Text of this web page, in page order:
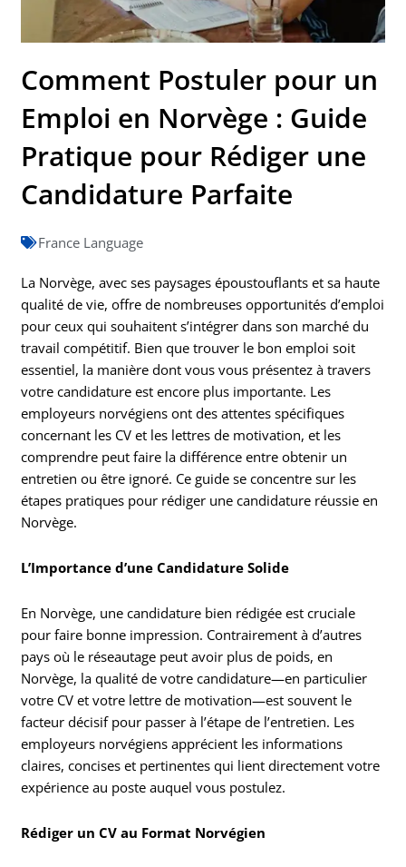
Comment Postuler pour un
Emploi en Norvège : Guide
Pratique pour Rédiger une
Candidature Parfaite
France Language
La Norvège, avec ses paysages époustouflants et sa haute
qualité de vie, offre de nombreuses opportunités d’emploi
pour ceux qui souhaitent s’intégrer dans son marché du
travail compétitif. Bien que trouver le bon emploi soit
essentiel, la manière dont vous vous présentez à travers
votre candidature est encore plus importante. Les
employeurs norvégiens ont des attentes spécifiques
concernant les CV et les lettres de motivation, et les
comprendre peut faire la différence entre obtenir un
entretien ou être ignoré. Ce guide se concentre sur les
étapes pratiques pour rédiger une candidature réussie en
Norvège.
L’Importance d’une Candidature Solide
En Norvège, une candidature bien rédigée est cruciale
pour faire bonne impression. Contrairement à d’autres
pays où le réseautage peut avoir plus de poids, en
Norvège, la qualité de votre candidature—en particulier
votre CV et votre lettre de motivation—est souvent le
facteur décisif pour passer à l’étape de l’entretien. Les
employeurs norvégiens apprécient les informations
claires, concises et pertinentes qui lient directement votre
expérience au poste auquel vous postulez.
Rédiger un CV au Format Norvégien